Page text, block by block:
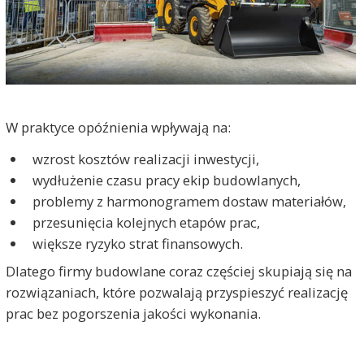
W praktyce opóźnienia wpływają na:
wzrost kosztów realizacji inwestycji,
wydłużenie czasu pracy ekip budowlanych,
problemy z harmonogramem dostaw materiałów,
przesunięcia kolejnych etapów prac,
większe ryzyko strat finansowych.
Dlatego firmy budowlane coraz częściej skupiają się na
rozwiązaniach, które pozwalają przyspieszyć realizację
prac bez pogorszenia jakości wykonania.